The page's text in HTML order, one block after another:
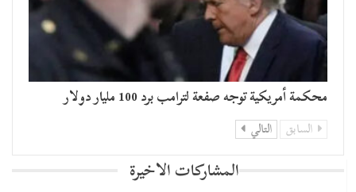
محكمة أمريكية توجه صفعة لترامب برد 100 مليار دولار
السابق التالي
المشاركات الاخيرة